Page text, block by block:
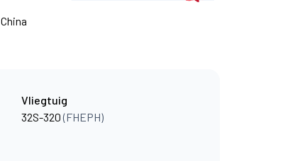
Vliegtuig
32S-320(FHEPH)